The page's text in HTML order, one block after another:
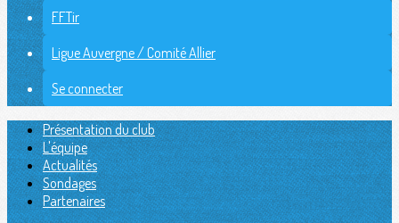
FFTir
Ligue Auvergne / Comité Allier
Se connecter
Présentation du club
L'équipe
Actualités
Sondages
Partenaires